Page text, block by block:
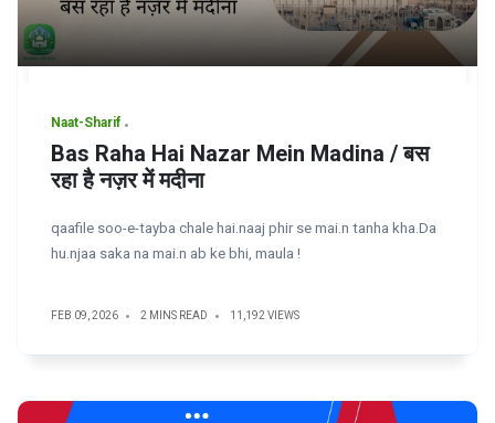
Naat-Sharif
Bas Raha Hai Nazar Mein Madina / बस
रहा है नज़र में मदीना
qaafile soo-e-tayba chale hai.naaj phir se mai.n tanha kha.Da
hu.njaa saka na mai.n ab ke bhi, maula !
FEB 09, 2026 2 MINS READ 11,192 VIEWS